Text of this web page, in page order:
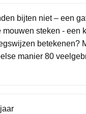
bijten niet – een
mouwen steken - een
betekenen?
manier 80